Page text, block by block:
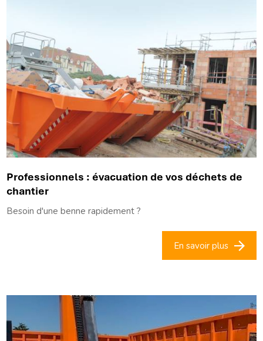
Professionnels : évacuation de vos déchets de
chantier
Besoin d'une benne rapidement ?
En savoir plus